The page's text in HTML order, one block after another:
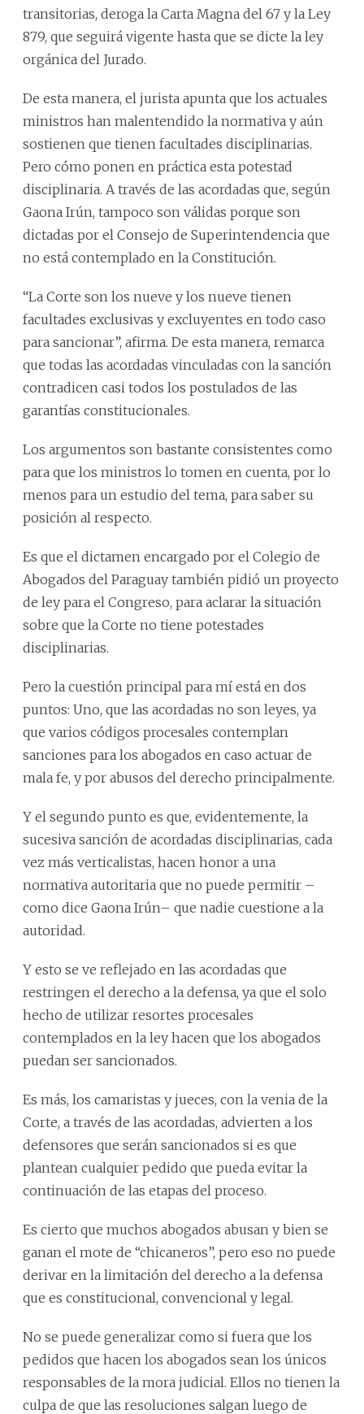
transitorias, deroga la Carta Magna del 67 y la Ley
879, que seguirá vigente hasta que se dicte la ley
orgánica del Jurado.
De esta manera, el jurista apunta que los actuales
ministros han malentendido la normativa y aún
sostienen que tienen facultades disciplinarias.
Pero cómo ponen en práctica esta potestad
disciplinaria. A través de las acordadas que, según
Gaona Irún, tampoco son válidas porque son
dictadas por el Consejo de Superintendencia que
no está contemplado en la Constitución.
“La Corte son los nueve y los nueve tienen
facultades exclusivas y excluyentes en todo caso
para sancionar”, afirma. De esta manera, remarca
que todas las acordadas vinculadas con la sanción
contradicen casi todos los postulados de las
garantías constitucionales.
Los argumentos son bastante consistentes como
para que los ministros lo tomen en cuenta, por lo
menos para un estudio del tema, para saber su
posición al respecto.
Es que el dictamen encargado por el Colegio de
Abogados del Paraguay también pidió un proyecto
de ley para el Congreso, para aclarar la situación
sobre que la Corte no tiene potestades
disciplinarias.
Pero la cuestión principal para mí está en dos
puntos: Uno, que las acordadas no son leyes, ya
que varios códigos procesales contemplan
sanciones para los abogados en caso actuar de
mala fe, y por abusos del derecho principalmente.
Y el segundo punto es que, evidentemente, la
sucesiva sanción de acordadas disciplinarias, cada
vez más verticalistas, hacen honor a una
normativa autoritaria que no puede permitir –
como dice Gaona Irún– que nadie cuestione a la
autoridad.
Y esto se ve reflejado en las acordadas que
restringen el derecho a la defensa, ya que el solo
hecho de utilizar resortes procesales
contemplados en la ley hacen que los abogados
puedan ser sancionados.
Es más, los camaristas y jueces, con la venia de la
Corte, a través de las acordadas, advierten a los
defensores que serán sancionados si es que
plantean cualquier pedido que pueda evitar la
continuación de las etapas del proceso.
Es cierto que muchos abogados abusan y bien se
ganan el mote de “chicaneros”, pero eso no puede
derivar en la limitación del derecho a la defensa
que es constitucional, convencional y legal.
No se puede generalizar como si fuera que los
pedidos que hacen los abogados sean los únicos
responsables de la mora judicial. Ellos no tienen la
culpa de que las resoluciones salgan luego de